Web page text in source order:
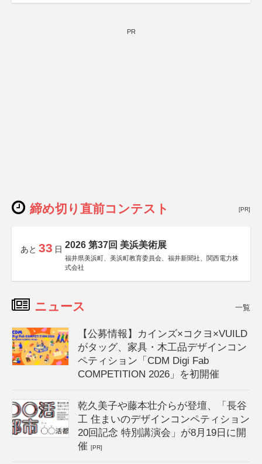
日本経済団体連合会
関西文化学術研究都市推進機構
PR
締め切り直前コンテスト [PR]
あと 33 日 2026 第37回 美浜美術展
福井県美浜町、美浜町教育委員会、福井新聞社、関西電力株
式会社
ニュース 一覧
【公募情報】カインズ×コクヨ×VUILD
がタッグ、家具・木工品デザインコン
ペティション「CDM Digi Fab
COMPETITION 2026」を初開催
乾久美子や藤本壮介らが登壇、「長谷
工 住まいのデザインコンペティション
20回記念 特別講演会」が8月19日に開
催[PR]